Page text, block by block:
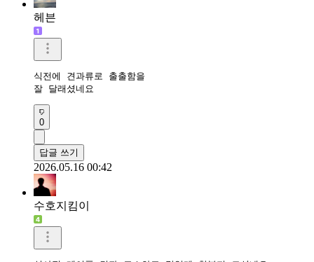
헤븐
식전에 견과류로 출출함을
잘 달래셨네요
0
답글 쓰기
2026.05.16 00:42
수호지킴이